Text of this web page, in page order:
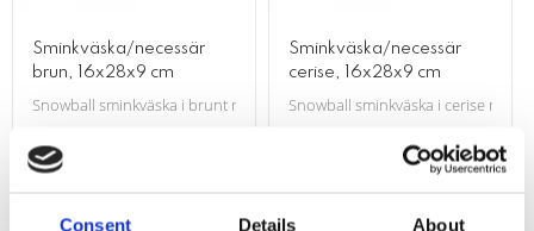
Consent Details About
Sminkväska/necessär
brun, 16x28x9 cm
Snowball sminkväska i brunt med ett ytterfack,ett innerfack med ett
Sminkväska/necessär
cerise, 16x28x9 cm
Snowball sminkväska i cerise med
Lägg till i